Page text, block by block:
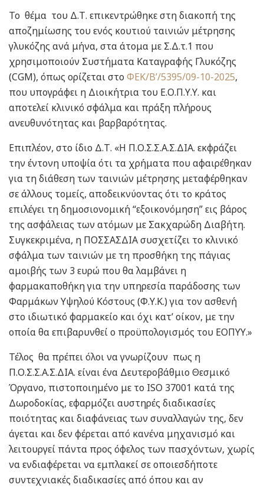
Το θέμα του Δ.Τ. επικεντρώθηκε στη διακοπή της
αποζημίωσης του ενός κουτιού ταινιών μέτρησης
γλυκόζης ανά μήνα, στα άτομα με Σ.Δ.τ.1 που
χρησιμοποιούν Συστήματα Καταγραφής Γλυκόζης
(CGM), όπως ορίζεται στο ΦΕΚ/Β’/5395/09-10-2025,
που υπογράφει η Διοικήτρια του Ε.Ο.Π.Υ.Υ. και
αποτελεί κλινικό σφάλμα και πράξη πλήρους
ανευθυνότητας και βαρβαρότητας.
Επιπλέον, στο ίδιο Δ.Τ. «Η Π.Ο.Σ.Σ.Α.Σ.ΔΙΑ. εκφράζει
την έντονη υποψία ότι τα χρήματα που αφαιρέθηκαν
για τη διάθεση των ταινιών μέτρησης μεταφέρθηκαν
σε άλλους τομείς, αποδεικνύοντας ότι το κράτος
επιλέγει τη δημοσιονομική “εξοικονόμηση” εις βάρος
της ασφάλειας των ατόμων με Σακχαρώδη Διαβήτη.
Συγκεκριμένα, η ΠΟΣΣΑΣΔΙΑ συσχετίζει το κλινικό
σφάλμα των ταινιών με τη προσθήκη της πάγιας
αμοιβής των 3 ευρώ που θα λαμβάνει η
φαρμακαποθήκη για την υπηρεσία παράδοσης των
Φαρμάκων Υψηλού Κόστους (Φ.Υ.Κ.) για τον ασθενή
στο ιδιωτικό φαρμακείο και όχι κατ’ οίκον, με την
οποία θα επιβαρυνθεί ο προϋπολογισμός του ΕΟΠΥΥ.»
Τέλος θα πρέπει όλοι να γνωρίζουν πως η
Π.Ο.Σ.Σ.Α.Σ.ΔΙΑ. είναι ένα Δευτεροβάθμιο Θεσμικό
Όργανο, πιστοποιημένο με το ISO 37001 κατά της
Δωροδοκίας, εφαρμόζει αυστηρές διαδικασίες
ποιότητας και διαφάνειας των συναλλαγών της, δεν
άγεται και δεν φέρεται από κανένα μηχανισμό και
λειτουργεί πάντα προς όφελος των πασχόντων, χωρίς
να ενδιαφέρεται να εμπλακεί σε οποιεσδήποτε
συντεχνιακές διαδικασίες από όπου και αν